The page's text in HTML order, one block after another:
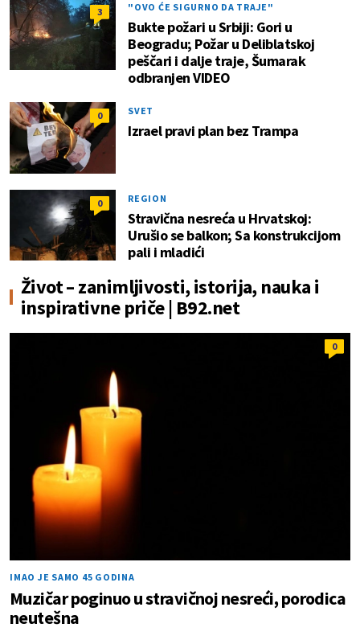
3 "OVO ĆE SIGURNO DA TRAJE"
Bukte požari u Srbiji: Gori u
Beogradu; Požar u Deliblatskoj
peščari i dalje traje, Šumarak
odbranjen VIDEO
0 SVET
Izrael pravi plan bez Trampa
0 REGION
Stravična nesreća u Hrvatskoj:
Urušio se balkon; Sa konstrukcijom
pali i mladići
Život – zanimljivosti, istorija, nauka i
inspirativne priče | B92.net
0
IMAO JE SAMO 45 GODINA
Muzičar poginuo u stravičnoj nesreći, porodica
neutešna